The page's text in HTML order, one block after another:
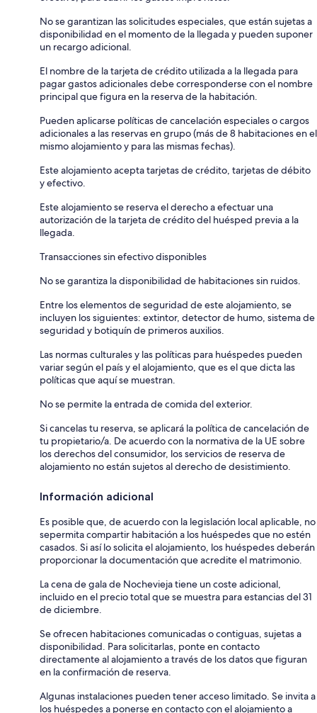
No se garantizan las solicitudes especiales, que están sujetas a
disponibilidad en el momento de la llegada y pueden suponer
un recargo adicional.
El nombre de la tarjeta de crédito utilizada a la llegada para
pagar gastos adicionales debe corresponderse con el nombre
principal que figura en la reserva de la habitación.
Pueden aplicarse políticas de cancelación especiales o cargos
adicionales a las reservas en grupo (más de 8 habitaciones en el
mismo alojamiento y para las mismas fechas).
Este alojamiento acepta tarjetas de crédito, tarjetas de débito
y efectivo.
Este alojamiento se reserva el derecho a efectuar una
autorización de la tarjeta de crédito del huésped previa a la
llegada.
Transacciones sin efectivo disponibles
No se garantiza la disponibilidad de habitaciones sin ruidos.
Entre los elementos de seguridad de este alojamiento, se
incluyen los siguientes: extintor, detector de humo, sistema de
seguridad y botiquín de primeros auxilios.
Las normas culturales y las políticas para huéspedes pueden
variar según el país y el alojamiento, que es el que dicta las
políticas que aquí se muestran.
No se permite la entrada de comida del exterior.
Si cancelas tu reserva, se aplicará la política de cancelación de
tu propietario/a. De acuerdo con la normativa de la UE sobre
los derechos del consumidor, los servicios de reserva de
alojamiento no están sujetos al derecho de desistimiento.
Información adicional
Es posible que, de acuerdo con la legislación local aplicable, no
sepermita compartir habitación a los huéspedes que no estén
casados. Si así lo solicita el alojamiento, los huéspedes deberán
proporcionar la documentación que acredite el matrimonio.
La cena de gala de Nochevieja tiene un coste adicional,
incluido en el precio total que se muestra para estancias del 31
de diciembre.
Se ofrecen habitaciones comunicadas o contiguas, sujetas a
disponibilidad. Para solicitarlas, ponte en contacto
directamente al alojamiento a través de los datos que figuran
en la confirmación de reserva.
Algunas instalaciones pueden tener acceso limitado. Se invita a
los huéspedes a ponerse en contacto con el alojamiento a